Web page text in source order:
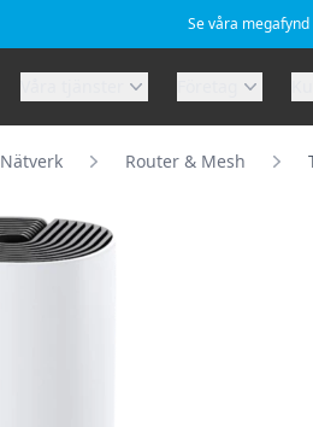
Se våra
Nätverk Router & Mesh